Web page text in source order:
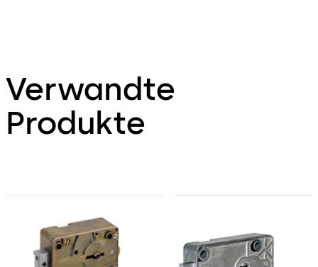
Verwandte
Produkte